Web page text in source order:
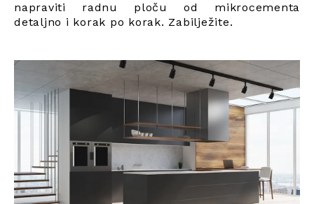
napraviti radnu ploču od mikrocementa
detaljno i korak po korak. Zabilježite.